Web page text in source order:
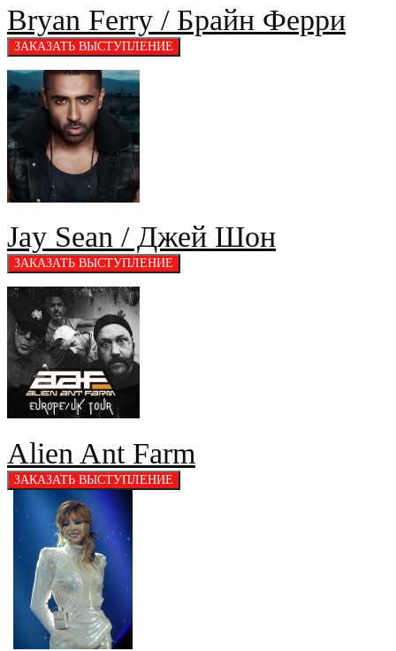
Bryan Ferry / Брайн Ферри
Jay Sean / Джей Шон
Alien Ant Farm